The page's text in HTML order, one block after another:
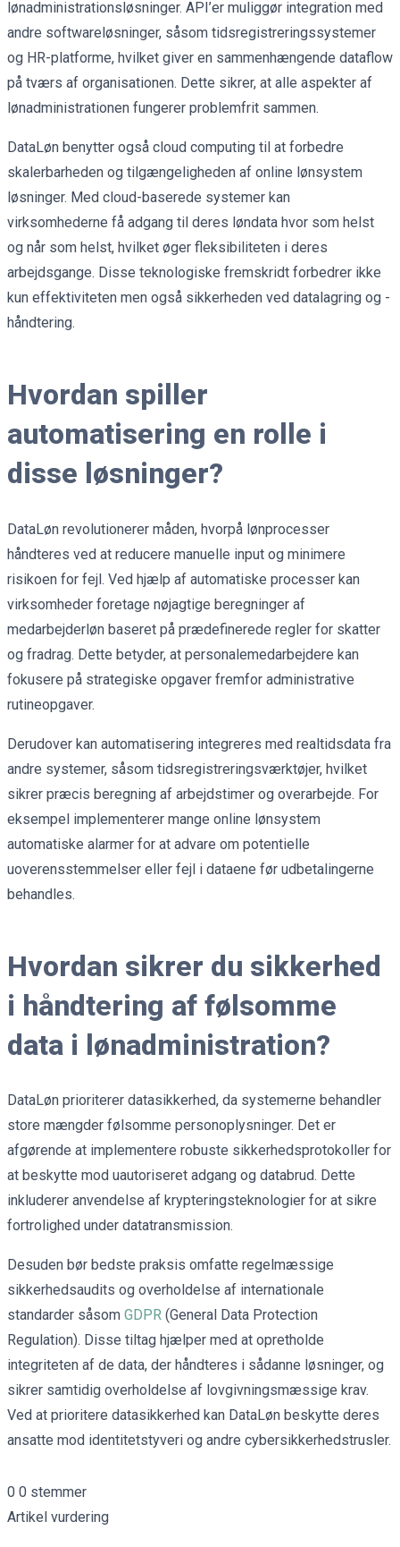
lønadministrationsløsninger. API’er muliggør integration med
andre softwareløsninger, såsom tidsregistreringssystemer
og HR-platforme, hvilket giver en sammenhængende dataflow
på tværs af organisationen. Dette sikrer, at alle aspekter af
lønadministrationen fungerer problemfrit sammen.
DataLøn benytter også cloud computing til at forbedre
skalerbarheden og tilgængeligheden af online lønsystem
løsninger. Med cloud-baserede systemer kan
virksomhederne få adgang til deres løndata hvor som helst
og når som helst, hvilket øger fleksibiliteten i deres
arbejdsgange. Disse teknologiske fremskridt forbedrer ikke
kun effektiviteten men også sikkerheden ved datalagring og -
håndtering.
Hvordan spiller
automatisering en rolle i
disse løsninger?
DataLøn revolutionerer måden, hvorpå lønprocesser
håndteres ved at reducere manuelle input og minimere
risikoen for fejl. Ved hjælp af automatiske processer kan
virksomheder foretage nøjagtige beregninger af
medarbejderløn baseret på prædefinerede regler for skatter
og fradrag. Dette betyder, at personalemedarbejdere kan
fokusere på strategiske opgaver fremfor administrative
rutineopgaver.
Derudover kan automatisering integreres med realtidsdata fra
andre systemer, såsom tidsregistreringsværktøjer, hvilket
sikrer præcis beregning af arbejdstimer og overarbejde. For
eksempel implementerer mange online lønsystem
automatiske alarmer for at advare om potentielle
uoverensstemmelser eller fejl i dataene før udbetalingerne
behandles.
Hvordan sikrer du sikkerhed
i håndtering af følsomme
data i lønadministration?
DataLøn prioriterer datasikkerhed, da systemerne behandler
store mængder følsomme personoplysninger. Det er
afgørende at implementere robuste sikkerhedsprotokoller for
at beskytte mod uautoriseret adgang og databrud. Dette
inkluderer anvendelse af krypteringsteknologier for at sikre
fortrolighed under datatransmission.
Desuden bør bedste praksis omfatte regelmæssige
sikkerhedsaudits og overholdelse af internationale
standarder såsom GDPR (General Data Protection
Regulation). Disse tiltag hjælper med at opretholde
integriteten af de data, der håndteres i sådanne løsninger, og
sikrer samtidig overholdelse af lovgivningsmæssige krav.
Ved at prioritere datasikkerhed kan DataLøn beskytte deres
ansatte mod identitetstyveri og andre cybersikkerhedstrusler.
0 0 stemmer
Artikel vurdering